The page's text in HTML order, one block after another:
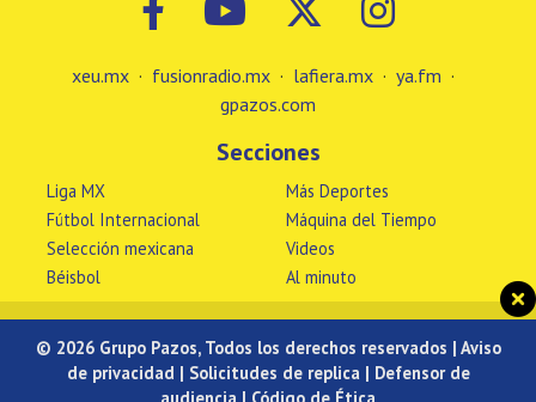
xeu.mx · fusionradio.mx · lafiera.mx · ya.fm ·
gpazos.com
Secciones
Liga MX
Fútbol Internacional
Selección mexicana
Béisbol
Más Deportes
Máquina del Tiempo
Videos
Al minuto
© 2026 Grupo Pazos, Todos los derechos reservados | Aviso
de privacidad | Solicitudes de replica| Defensor de